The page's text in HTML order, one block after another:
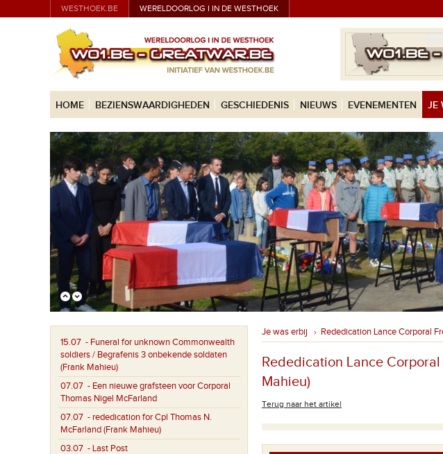
WESTHOEK.BE WERELDOORLOG I IN DE WESTHOEK
HOME BEZIENSWAARDIGHEDEN GESCHIEDENIS NIEUWS EVENEMENTEN JE
15.07 - Funeral for unknown Commonwealth
soldiers / Begrafenis 3 onbekende soldaten
(Frank Mahieu)
07.07 - Een nieuwe grafsteen voor Corporal
Thomas Nigel McFarland
07.07 - rededication for Cpl Thomas N.
McFarland (Frank Mahieu)
03.07 - Last Post
Je was erbij › Rededication Lance Corporal
Rededication Lance
Mahieu)
Terug naar het artikel